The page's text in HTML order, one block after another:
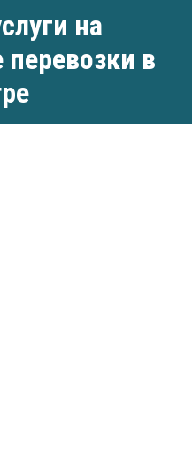
на
в